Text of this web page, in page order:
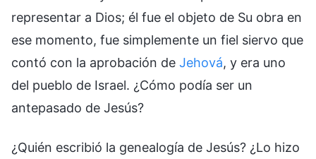
representar a Dios; él fue el objeto de Su obra en
ese momento, fue simplemente un fiel siervo que
contó con la aprobación de Jehová, y era uno
del pueblo de Israel. ¿Cómo podía ser un
antepasado de Jesús?
¿Quién escribió la genealogía de Jesús? ¿Lo hizo